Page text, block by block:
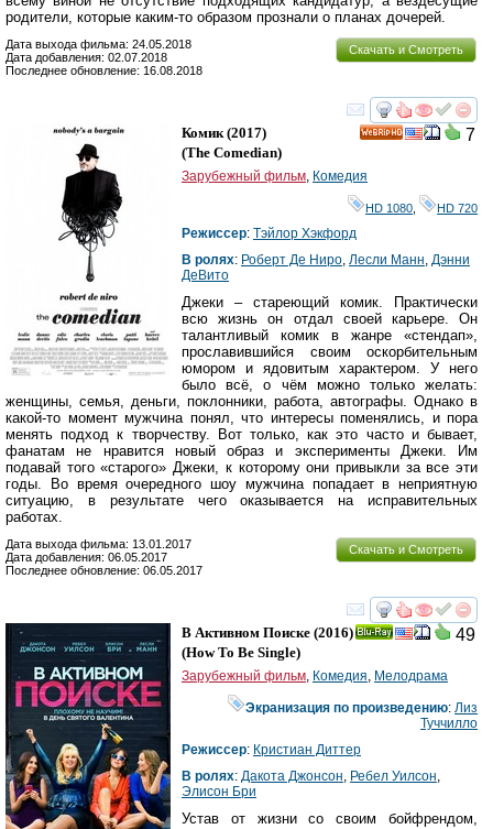
родители, которые каким-то образом прознали о планах дочерей.
Скачать и Смотреть
Дата выхода фильма: 24.05.2018
Дата добавления: 02.07.2018
Последнее обновление: 16.08.2018
смотреть
7
Комик(2017)
(The Comedian)
Зарубежный фильм, Комедия
HD 1080 HD 720
Режиссер: Тэйлор Хэкфорд
В ролях: Роберт Де Ниро, Лесли Манн, Дэнни
ДеВито
Джеки – стареющий комик. Практически
всю жизнь он отдал своей карьере. Он
талантливый комик в жанре «стендап»,
прославившийся своим оскорбительным
юмором и ядовитым характером. У него
было всё, о чём можно только желать:
женщины, семья, деньги, поклонники, работа, автографы. Однако в
какой-то момент мужчина понял, что интересы поменялись, и пора
менять подход к творчеству. Вот только, как это часто и бывает,
фанатам не нравится новый образ и эксперименты Джеки. Им
подавай того «старого» Джеки, к которому они привыкли за все эти
годы. Во время очередного шоу мужчина попадает в неприятную
ситуацию, в результате чего оказывается на исправительных
работах.
Скачать и Смотреть
Дата выхода фильма: 13.01.2017
Дата добавления: 06.05.2017
Последнее обновление: 06.05.2017
смотреть
49
В Активном Поиске (2016)
(How To Be Single)
Зарубежный фильм, Комедия, Мелодрама
Экранизация по произведению:Лиз
Туччилло
Режиссер: Кристиан Диттер
В ролях: Дакота Джонсон, Ребел Уилсон,
Элисон Бри
Устав от жизни со своим бойфрендом,